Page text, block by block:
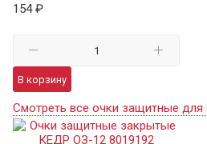
154 ₽
В корзину
Смотреть все очки защитные для